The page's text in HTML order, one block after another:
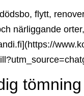
flytt,
närliggande
tömning